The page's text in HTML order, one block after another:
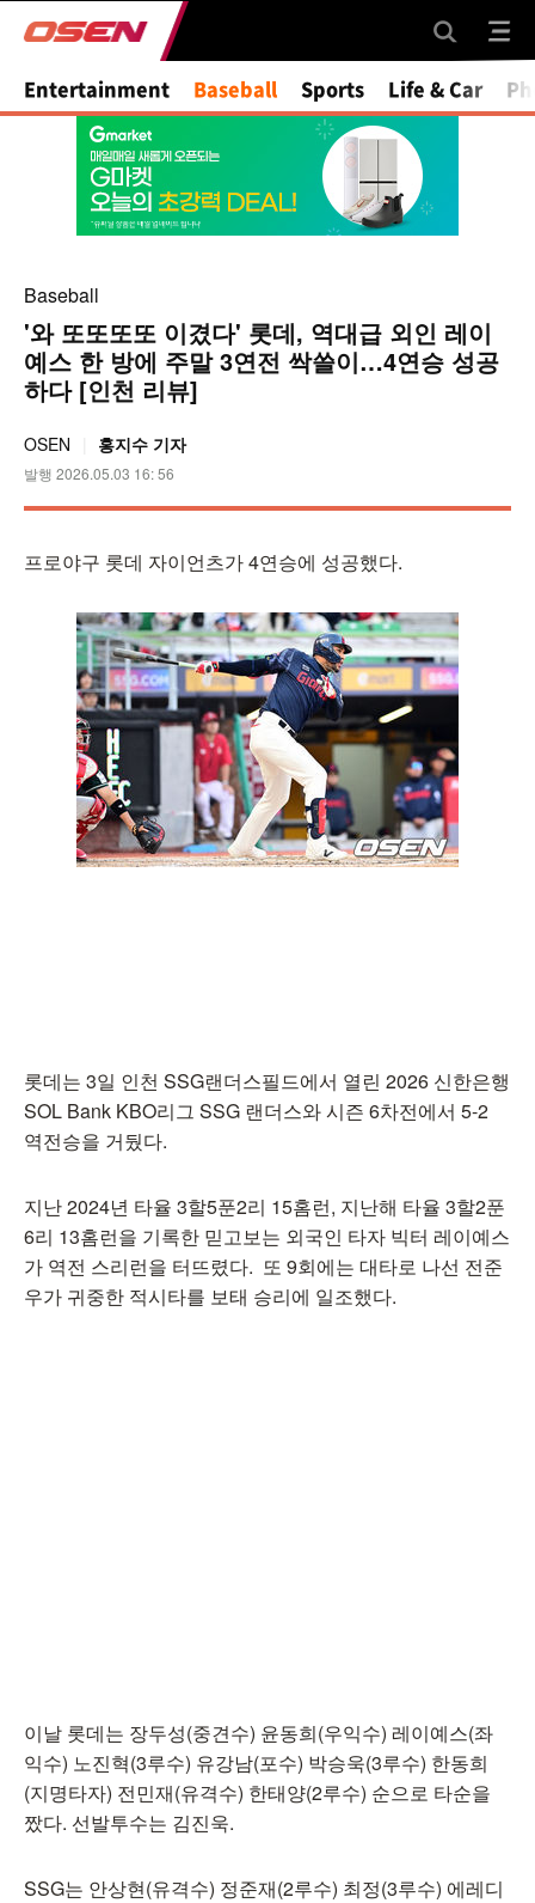
Mute
Entertainment Baseball Sports Life & Car
Baseball
'와 또또또또 이겼다' 롯데, 역대급 외인 레이
예스 한 방에 주말 3연전 싹쓸이…4연승 성공
하다 [인천 리뷰]
OSEN 홍지수 기자
발행 2026.05.03 16: 56
프로야구 롯데 자이언츠가 4연승에 성공했다.
롯데는 3일 인천 SSG랜더스필드에서 열린 2026 신한은행
SOL Bank KBO리그 SSG 랜더스와 시즌 6차전에서 5-2
역전승을 거뒀다.
지난 2024년 타율 3할5푼2리 15홈런, 지난해 타율 3할2푼
6리 13홈런을 기록한 믿고보는 외국인 타자 빅터 레이예스
가 역전 스리런을 터뜨렸다. 또 9회에는 대타로 나선 전준
우가 귀중한 적시타를 보태 승리에 일조했다.
이날 롯데는 장두성(중견수) 윤동희(우익수) 레이예스(좌
익수) 노진혁(3루수) 유강남(포수) 박승욱(3루수) 한동희
(지명타자) 전민재(유격수) 한태양(2루수) 순으로 타순을
짰다. 선발투수는 김진욱.
SSG는 안상현(유격수) 정준재(2루수) 최정(3루수) 에레디